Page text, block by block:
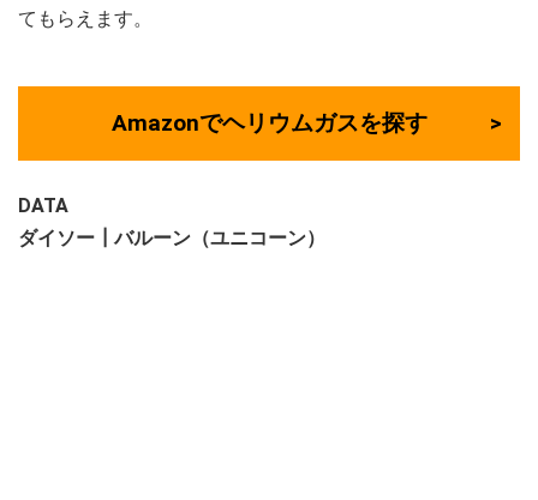
てもらえます。
Amazonでヘリウムガスを探す
DATA
ダイソー┃バルーン（ユニコーン）